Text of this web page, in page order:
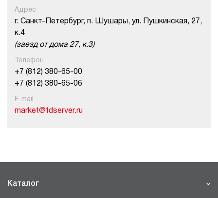
Адрес
г. Санкт-Петербург, п. Шушары, ул. Пушкинская, 27,
к.4
(заезд от дома 27, к.3)
Телефон
+7 (812) 380-65-00
+7 (812) 380-65-06
E-mail
market@tdserver.ru
Каталог